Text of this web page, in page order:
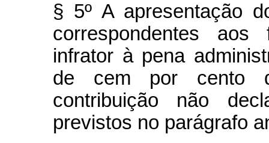
§ 5º A apresentação
correspondentes
infrator à pena
de cem por cento
contribuição não
previstos no parágrafo